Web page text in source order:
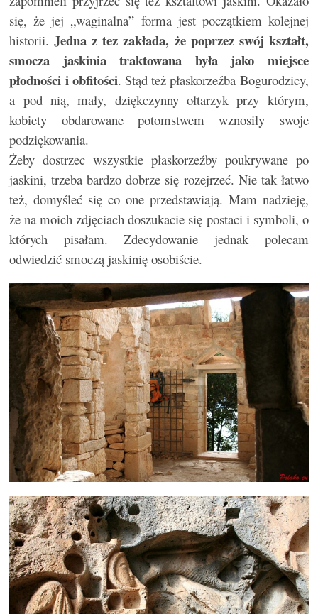
się, że jej „waginalna” forma jest początkiem kolejnej
historii.Jedna z tez zakłada, że poprzez swój kształt,
smocza jaskinia traktowana była jako miejsce
płodności i obfitości. Stąd też płaskorzeźba Bogurodzicy,
a pod nią, mały, dziękczynny ołtarzyk przy którym,
kobiety obdarowane potomstwem wznosiły swoje
podziękowania.
Żeby dostrzec wszystkie płaskorzeźby poukrywane po
jaskini, trzeba bardzo dobrze się rozejrzeć. Nie tak łatwo
też, domyśleć się co one przedstawiają. Mam nadzieję,
że na moich zdjęciach doszukacie się postaci i symboli, o
których pisałam. Zdecydowanie jednak polecam
odwiedzić smoczą jaskinię osobiście.